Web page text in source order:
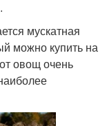
мускатная
можно купить на
овощ очень